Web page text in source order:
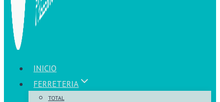
INICIO
FERRETERIA
TOTAL